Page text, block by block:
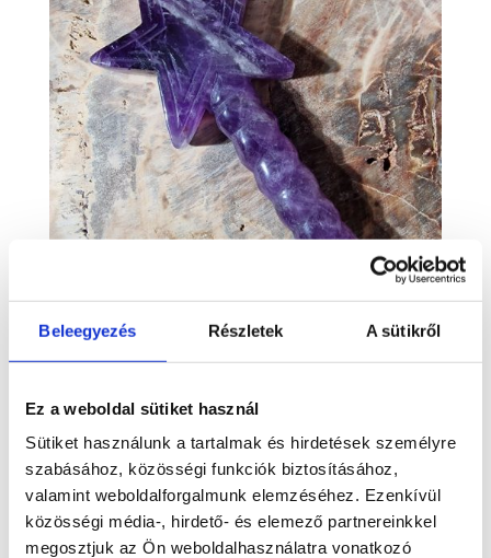
Beleegyezés Részletek A sütikről
Ez a weboldal sütiket használ
Sütiket használunk a tartalmak és hirdetések személyre
szabásához, közösségi funkciók biztosításához,
valamint weboldalforgalmunk elemzéséhez. Ezenkívül
közösségi média-, hirdető- és elemező partnereinkkel
megosztjuk az Ön weboldalhasználatra vonatkozó
Ametiszt varázspálca
19 900Ft
Kosárba teszem